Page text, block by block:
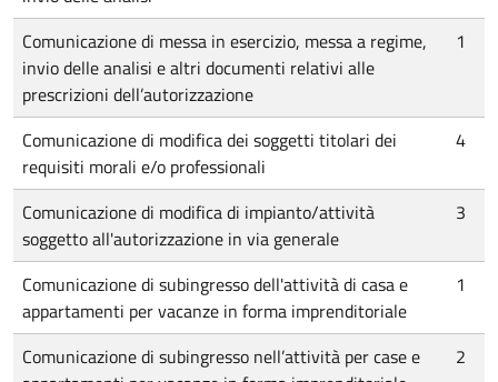
Comunicazione di messa in esercizio, messa a regime,
invio delle analisi e altri documenti relativi alle
prescrizioni dell’autorizzazione
1
Comunicazione di modifica dei soggetti titolari dei
requisiti morali e/o professionali
4
Comunicazione di modifica di impianto/attività
soggetto all'autorizzazione in via generale
3
Comunicazione di subingresso dell'attività di casa e
appartamenti per vacanze in forma imprenditoriale
1
Comunicazione di subingresso nell’attività per case e
2